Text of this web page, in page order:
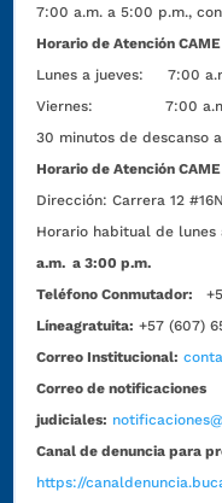
7:00 a.m. a 5:00 p.m.,
Horario de Atención
Lunes a jueves: 7:00
Viernes: 7:00 a.m. a
30 minutos de descanso
Horario de Atención
Dirección:Carrera 12
Horario habitual de lunes
a.m. a 3:00 p.m.
Teléfono Conmutador:
Líneagratuita: +57 (607)
Correo Institucional:
Correo de notificaciones
judiciales:
Canal de denuncia para
https://